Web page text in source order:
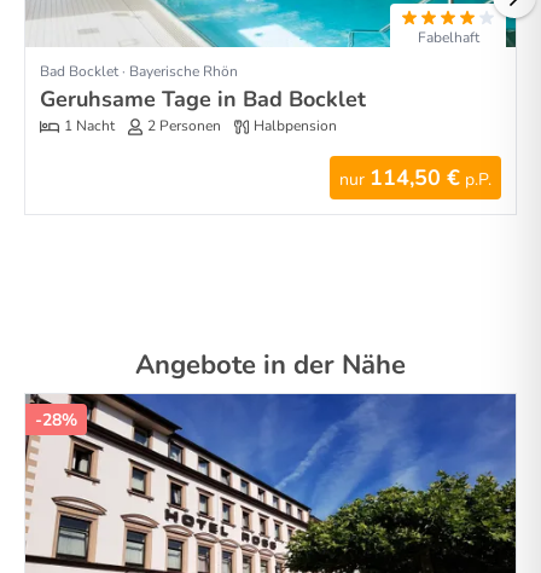
Fabelhaft
Bad Bocklet · Bayerische Rhön
Geruhsame Tage in Bad Bocklet
1 Nacht 2 Personen Halbpension
nur 114,50 € p.P.
Angebote in der Nähe
-28%